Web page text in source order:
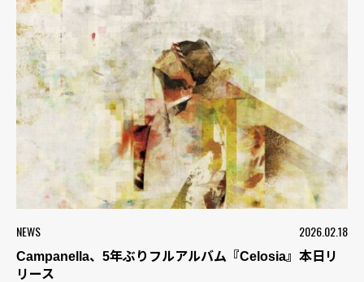
NEWS 2026.02.18
Campanella、5年ぶりフルアルバム『Celosia』本日リ
リース